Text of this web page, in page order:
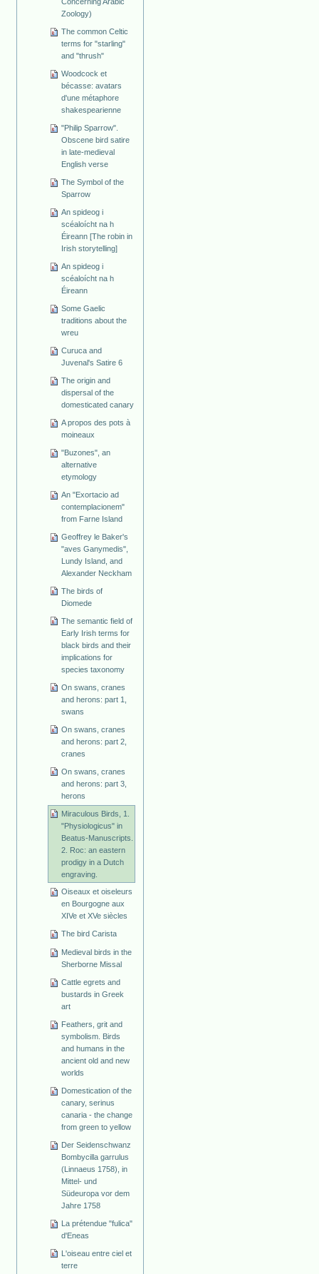
Zoology)
The common Celtic
terms for "starling"
and "thrush"
Woodcock et
bécasse: avatars
d'une métaphore
shakespearienne
"Philip Sparrow".
Obscene bird satire
in late-medieval
English verse
The Symbol of the
Sparrow
An spideog i
scéaloícht na h
Éireann [The robin in
Irish storytelling]
An spideog i
scéaloícht na h
Éireann
Some Gaelic
traditions about the
wreu
Curuca and
Juvenal's Satire 6
The origin and
dispersal of the
domesticated canary
A propos des pots à
moineaux
"Buzones", an
alternative
etymology
An "Exortacio ad
contemplacionem"
from Farne Island
Geoffrey le Baker's
"aves Ganymedis",
Lundy Island, and
Alexander Neckham
The birds of
Diomede
The semantic field of
Early Irish terms for
black birds and their
implications for
species taxonomy
On swans, cranes
and herons: part 1,
swans
On swans, cranes
and herons: part 2,
cranes
On swans, cranes
and herons: part 3,
herons
Miraculous Birds, 1.
"Physiologicus" in
Beatus-Manuscripts.
2. Roc: an eastern
prodigy in a Dutch
engraving.
Oiseaux et oiseleurs
en Bourgogne aux
XIVe et XVe siècles
The bird Carista
Medieval birds in the
Sherborne Missal
Cattle egrets and
bustards in Greek
art
Feathers, grit and
symbolism. Birds
and humans in the
ancient old and new
worlds
Domestication of the
canary, serinus
canaria - the change
from green to yellow
Der Seidenschwanz
Bombycilla garrulus
(Linnaeus 1758), in
Mittel- und
Südeuropa vor dem
Jahre 1758
La prétendue "fulica"
d'Eneas
L'oiseau entre ciel et
terre